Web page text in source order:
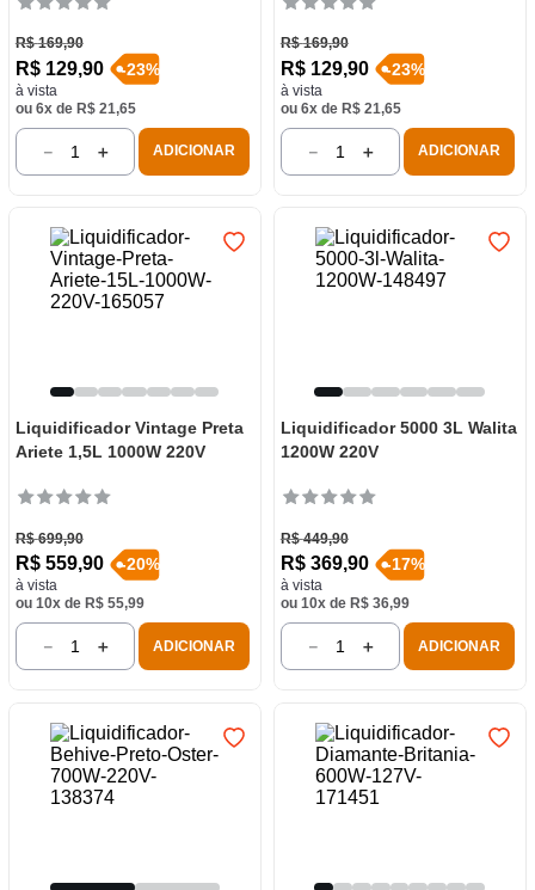
R$ 169,90
R$ 129,90
à vista
-23%
ou 6x de R$ 21,65
＋
－ ADICIONAR
R$ 169,90
R$ 129,90
à vista
-23%
ou 6x de R$ 21,65
＋
－ ADICIONAR
Liquidificador Vintage Preta
Ariete 1,5L 1000W 220V
R$ 699,90
R$ 559,90
à vista
-20%
ou 10x de R$ 55,99
＋
－ ADICIONAR
Liquidificador 5000 3L Walita
1200W 220V
R$ 449,90
R$ 369,90
à vista
-17%
ou 10x de R$ 36,99
＋
－ ADICIONAR